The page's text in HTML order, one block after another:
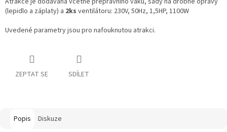
(lepidlo a záplaty) a 2ks ventilátoru: 230V, 50Hz, 1,5HP, 1100W
Uvedené parametry jsou pro nafouknutou atrakci.
ZEPTAT SE SDÍLET
Popis Diskuze